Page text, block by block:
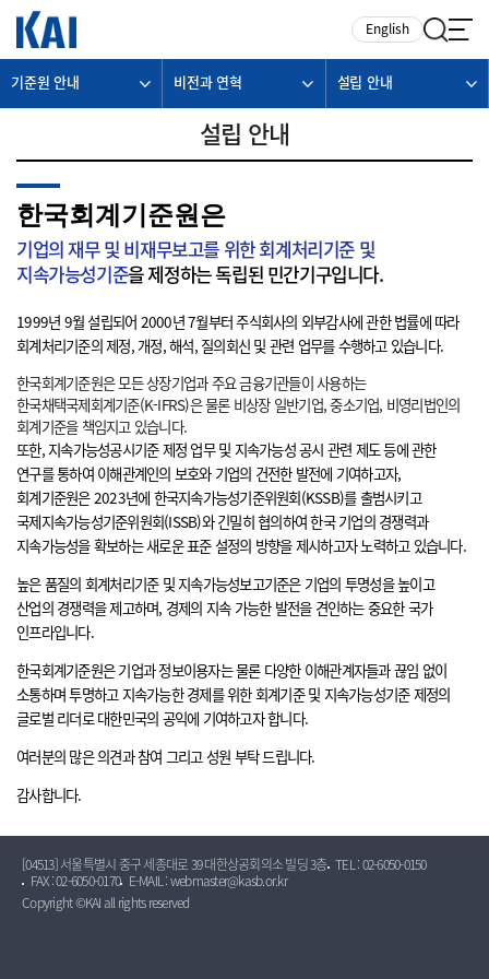
English
기준원 안내 비전과 연혁 설립 안내
설립 안내
한국회계기준원은
기업의 재무 및 비재무보고를 위한 회계처리기준 및
지속가능성기준을 제정하는 독립된 민간기구입니다.
1999년 9월 설립되어 2000년 7월부터 주식회사의 외부감사에 관한 법률에 따라
회계처리기준의 제정, 개정, 해석, 질의회신 및 관련 업무를 수행하고 있습니다.
한국회계기준원은 모든 상장기업과 주요 금융기관들이 사용하는
한국채택국제회계기준(K-IFRS)은 물론 비상장 일반기업, 중소기업, 비영리법인의
회계기준을 책임지고 있습니다.
또한, 지속가능성공시기준 제정 업무 및 지속가능성 공시 관련 제도 등에 관한
연구를 통하여 이해관계인의 보호와 기업의 건전한 발전에 기여하고자,
회계기준원은 2023년에 한국지속가능성기준위원회(KSSB)를 출범시키고
국제지속가능성기준위원회(ISSB)와 긴밀히 협의하여 한국 기업의 경쟁력과
지속가능성을 확보하는 새로운 표준 설정의 방향을 제시하고자 노력하고 있습니다.
높은 품질의 회계처리기준 및 지속가능성보고기준은 기업의 투명성을 높이고
산업의 경쟁력을 제고하며, 경제의 지속 가능한 발전을 견인하는 중요한 국가
인프라입니다.
한국회계기준원은 기업과 정보이용자는 물론 다양한 이해관계자들과 끊임 없이
소통하며 투명하고 지속가능한 경제를 위한 회계기준 및 지속가능성기준 제정의
글로벌 리더로 대한민국의 공익에 기여하고자 합니다.
여러분의 많은 의견과 참여 그리고 성원 부탁 드립니다.
감사합니다.
[04513] 서울특별시 중구 세종대로 39 대한상공회의소 빌딩 3층 TEL : 02-6050-0150
FAX : 02-6050-0170
E-MAIL : webmaster@kasb.or.kr
Copyright ©KAI all rights reserved